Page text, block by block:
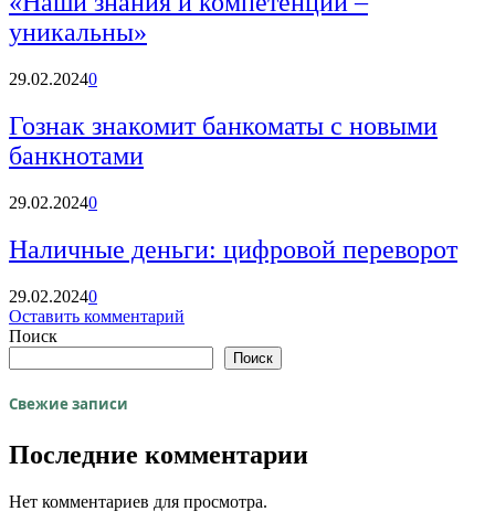
уникальны»
29.02.20240
Гознак знакомит банкоматы с новыми
банкнотами
29.02.20240
Наличные деньги: цифровой переворот
29.02.20240
Оставить комментарий
Поиск
Поиск
Свежие записи
Последние комментарии
Нет комментариев для просмотра.